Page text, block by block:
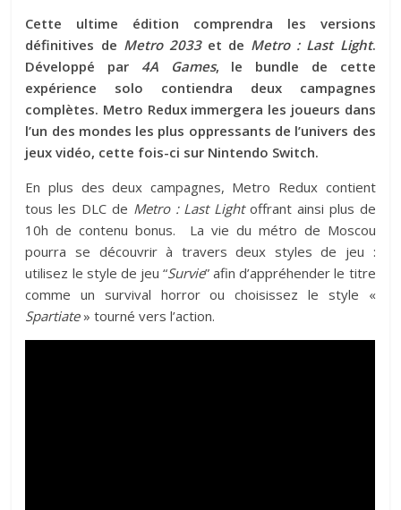
Cette ultime édition comprendra les versions
définitives de Metro 2033et de Metro : Last Light.
Développé par 4A Games, le bundle de cette
expérience solo contiendra deux campagnes
complètes. Metro Redux immergera les joueurs dans
l’un des mondes les plus oppressants de l’univers des
jeux vidéo, cette fois-ci sur Nintendo Switch.
En plus des deux campagnes, Metro Redux contient
tous les DLC de Metro : Last Lightoffrant ainsi plus de
10h de contenu bonus. La vie du métro de Moscou
pourra se découvrir à travers deux styles de jeu :
utilisez le style de jeu “Survie” afin d’appréhender le titre
comme un survival horror ou choisissez le style «
Spartiate» tourné vers l’action.